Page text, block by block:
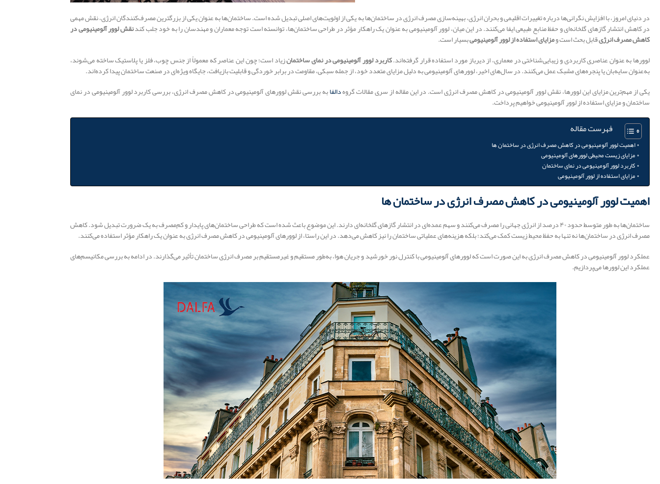
در دنیای امروز، با افزایش نگرانی‌ها درباره تغییرات اقلیمی و بحران انرژی، بهینه‌سازی مصرف انرژی در ساختمان‌ها به یکی از اولویت‌های اصلی تبدیل شده است. ساختمان‌ها به عنوان یکی از بزرگترین مصرف‌کنندگان انرژی، نقش مهمی
در کاهش انتشار گازهای گلخانه‌ای و حفظ منابع طبیعی ایفا می‌کنند. در این میان، لوور آلومینیومی به عنوان یک راهکار مؤثر در طراحی ساختمان‌ها، توانسته است توجه معماران و مهندسان را به خود جلب کندنقش لوور آلومینیومی در
کاهش مصرف انرژیقابل بحث است ومزایای استفاده از لوور آلومینیومیبسیار است.
لوورها به عنوان عناصری کاربردی و زیبایی‌شناختی در معماری، از دیرباز مورد استفاده قرار گرفته‌اند.کاربرد لوور آلومینیومی در نمای ساختمانزیاد است؛ چون این عناصر که معمولاً از جنس چوب، فلز یا پلاستیک ساخته می‌شوند،
به‌عنوان سایه‌بان یا پنجره‌های مشبک عمل می‌کنند. در سال‌های اخیر، لوورهای آلومینیومی به دلیل مزایای متعدد خود، از جمله سبکی، مقاومت در برابر خوردگی و قابلیت بازیافت، جایگاه ویژه‌ای در صنعت ساختمان پیدا کرده‌اند.
یکی از مهم‌ترین مزایای این لوورها، نقش لوور آلومینیومی در کاهش مصرف انرژی است. در این مقاله از سری مقالات گروهدالفابه بررسی نقش لوورهای آلومینیومی در کاهش مصرف انرژی، بررسی کاربرد لوور آلومینیومی در نمای
ساختمان و مزایای استفاده از لوور آلومینیومی خواهیم پرداخت.
فهرست مقاله
اهمیت لوور آلومینیومی در کاهش مصرف انرژی در ساختمان‌ ها
مزایای زیست محیطی لوورهای آلومینیومی
کاربرد لوور آلومینیومی در نمای ساختمان
مزایای استفاده از لوور آلومینیومی
اهمیت لوور آلومینیومی در کاهش مصرف انرژی در ساختمان‌ ها
ساختمان‌ها به طور متوسط حدود ۴۰ درصد از انرژی جهانی را مصرف می‌کنند و سهم عمده‌ای در انتشار گازهای گلخانه‌ای دارند. این موضوع باعث شده است که طراحی ساختمان‌های پایدار و کم‌مصرف به یک ضرورت تبدیل شود. کاهش
مصرف انرژی در ساختمان‌ها نه تنها به حفظ محیط زیست کمک می‌کند؛ بلکه هزینه‌های عملیاتی ساختمان را نیز کاهش می‌دهد. در این راستا، از لوورهای آلومینیومی در کاهش مصرف انرژی به عنوان یک راهکار مؤثر استفاده می‌کنند.
عملکرد لوور آلومینیومی در کاهش مصرف انرژی به این صورت است که لوورهای آلومینیومی با کنترل نور خورشید و جریان هوا، به‌طور مستقیم و غیرمستقیم بر مصرف انرژی ساختمان تأثیر می‌گذارند. در ادامه به بررسی مکانیسم‌های
عملکرد این لوورها می‌پردازیم.